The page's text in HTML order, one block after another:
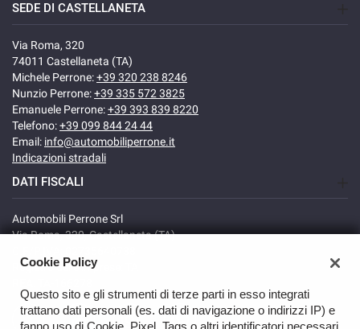
SEDE DI CASTELLANETA
Via Roma, 320
74011 Castellaneta (TA)
Michele Perrone:+39 320 238 8246
Nunzio Perrone:+39 335 572 3825
Emanuele Perrone:+39 393 839 8220
Telefono:+39 099 844 24 44
Email: info@automobiliperrone.it
Indicazioni stradali
DATI FISCALI
Automobili Perrone Srl
Via Roma, 320, Castellaneta (TA)
Registro delle imprese: TA
Cookie Policy
Questo sito e gli strumenti di terze parti in esso integrati
trattano dati personali (es. dati di navigazione o indirizzi IP) e
fanno uso di Cookie, Pixel, Tags o altri identificatori necessari